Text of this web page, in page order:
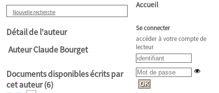
Nouvelle recherche
Détail de l'auteur
Auteur Claude Bourget
Documents disponibles écrits par
cet auteur (6)
Accueil
Se connecter
accéder à votre compte de
lecteur